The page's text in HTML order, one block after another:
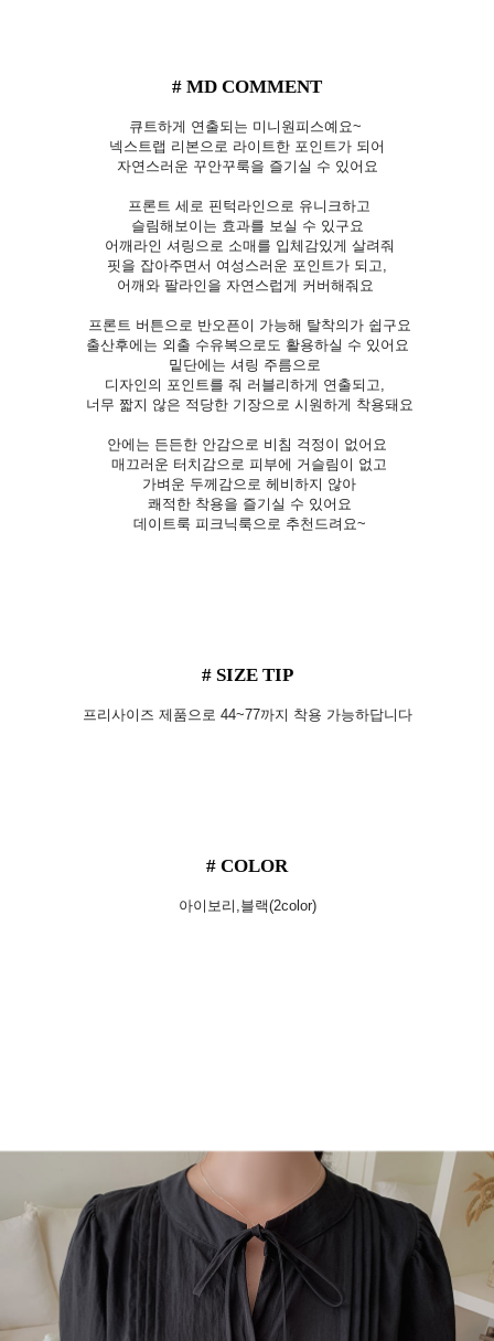
# MD COMMENT
큐트하게 연출되는 미니원피스예요~
넥스트랩 리본으로 라이트한 포인트가 되어
자연스러운 꾸안꾸룩을 즐기실 수 있어요
프론트 세로 핀턱라인으로 유니크하고
슬림해보이는 효과를 보실 수 있구요
어깨라인 셔링으로 소매를 입체감있게 살려줘
핏을 잡아주면서 여성스러운 포인트가 되고,
어깨와 팔라인을 자연스럽게 커버해줘요
프론트 버튼으로 반오픈이 가능해 탈착의가 쉽구요
출산후에는 외출 수유복으로도 활용하실 수 있어요
밑단에는 셔링 주름으로
디자인의 포인트를 줘 러블리하게 연출되고,
너무 짧지 않은 적당한 기장으로 시원하게 착용돼요
안에는 든든한 안감으로 비침 걱정이 없어요
매끄러운 터치감으로 피부에 거슬림이 없고
가벼운 두께감으로 헤비하지 않아
쾌적한 착용을 즐기실 수 있어요
데이트룩 피크닉룩으로 추천드려요~
# SIZE TIP
프리사이즈 제품으로 44~77까지 착용 가능하답니다
# COLOR
아이보리,블랙(2color)